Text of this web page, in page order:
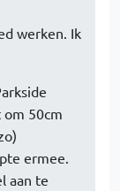
werken. Ik
50cm
ermee.
aan te